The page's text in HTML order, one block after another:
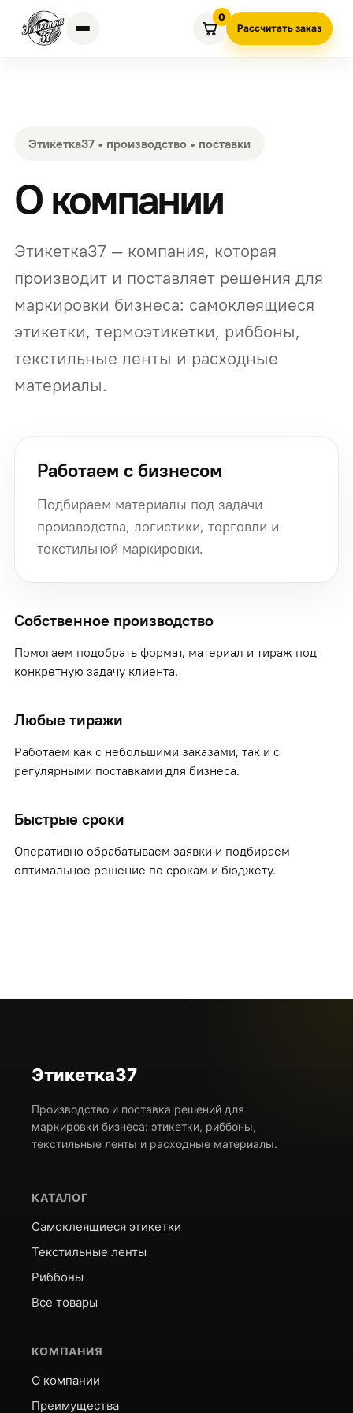
0
Рассчитать заказ
Этикетка37 • производство • поставки
О компании
Этикетка37 — компания, которая
производит и поставляет решения для
маркировки бизнеса: самоклеящиеся
этикетки, термоэтикетки, риббоны,
текстильные ленты и расходные
материалы.
Работаем с бизнесом
Подбираем материалы под задачи
производства, логистики, торговли и
текстильной маркировки.
Собственное производство
Помогаем подобрать формат, материал и тираж под
конкретную задачу клиента.
Любые тиражи
Работаем как с небольшими заказами, так и с
регулярными поставками для бизнеса.
Быстрые сроки
Оперативно обрабатываем заявки и подбираем
оптимальное решение по срокам и бюджету.
Этикетка37
Производство и поставка решений для
маркировки бизнеса: этикетки, риббоны,
текстильные ленты и расходные материалы.
КАТАЛОГ
Самоклеящиеся этикетки
Текстильные ленты
Риббоны
Все товары
КОМПАНИЯ
О компании
Преимущества